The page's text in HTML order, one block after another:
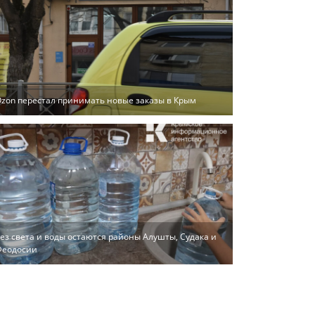
перестал принимать новые заказы в Крым
света и воды остаются районы Алушты, Судака и